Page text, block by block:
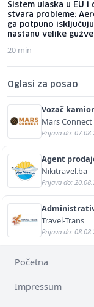
Sistem ulaska u EU i
stvara probleme:
ga potpuno
nastanu velike gužve
20 min
Oglasi za posao
Vozač
Mars Connect
Prijava do:
Agent
Nikitravel.ba
Prijava do:
Travel-Trans
Prijava do:
Početna
Impressum